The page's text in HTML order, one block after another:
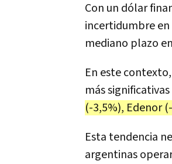
Con un dólar
incertidumbre
mediano plazo
En este
más
(-3,5%), Edenor
Esta tendencia
argentinas